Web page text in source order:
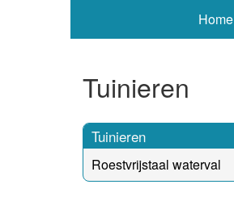
Home
Tuinieren
Tuinieren
Roestvrijstaal waterval